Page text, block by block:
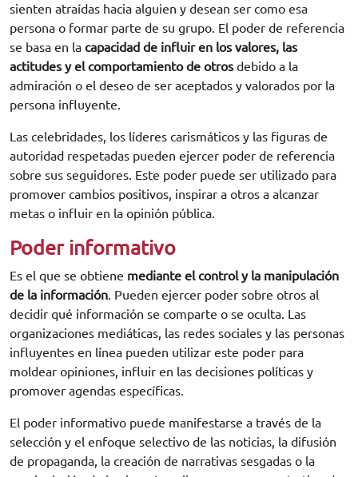
sienten atraídas hacia alguien y desean ser como esa
persona o formar parte de su grupo. El poder de referencia
se basa en la capacidad de influir en los valores, las
actitudes y el comportamiento de otros debido a la
admiración o el deseo de ser aceptados y valorados por la
persona influyente.
Las celebridades, los líderes carismáticos y las figuras de
autoridad respetadas pueden ejercer poder de referencia
sobre sus seguidores. Este poder puede ser utilizado para
promover cambios positivos, inspirar a otros a alcanzar
metas o influir en la opinión pública.
Poder informativo
Es el que se obtiene mediante el control y la manipulación
de la información. Pueden ejercer poder sobre otros al
decidir qué información se comparte o se oculta. Las
organizaciones mediáticas, las redes sociales y las personas
influyentes en línea pueden utilizar este poder para
moldear opiniones, influir en las decisiones políticas y
promover agendas específicas.
El poder informativo puede manifestarse a través de la
selección y el enfoque selectivo de las noticias, la difusión
de propaganda, la creación de narrativas sesgadas o la